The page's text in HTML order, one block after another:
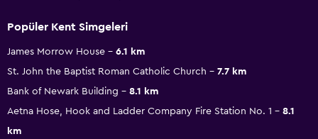
Popüler Kent Simgeleri
James Morrow House
6.1 km
St. John the Baptist Roman Catholic Church
7.7 km
Bank of Newark Building
8.1 km
Aetna Hose, Hook and Ladder Company Fire Station No. 1
8.1
km